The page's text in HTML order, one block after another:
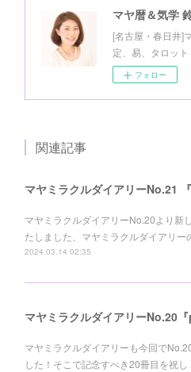
マヤ暦＆気学
[名古屋・春日井]
定、易、タロット
フォロー
関連記事
マヤミラクルダイアリーNo.20より新
たしました、マヤミラクルダイアリ
2024.03.14 02:35
マヤミラクルダイアリーも今回で
した！そこで記念すべき20冊目を祝